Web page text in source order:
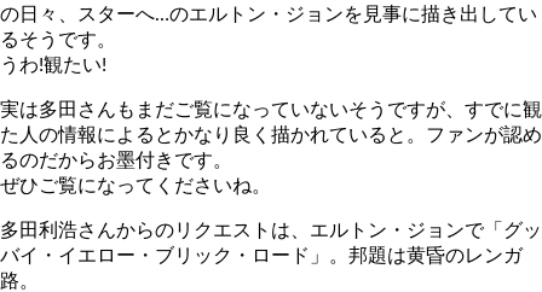
の日々、スターへ…のエルトン・ジョンを見事に描き出してい
るそうです。
うわ!観たい!
実は多田さんもまだご覧になっていないそうですが、すでに観
た人の情報によるとかなり良く描かれていると。ファンが認め
るのだからお墨付きです。
ぜひご覧になってくださいね。
多田利浩さんからのリクエストは、エルトン・ジョンで「グッ
バイ・イエロー・ブリック・ロード」。邦題は黄昏のレンガ
路。